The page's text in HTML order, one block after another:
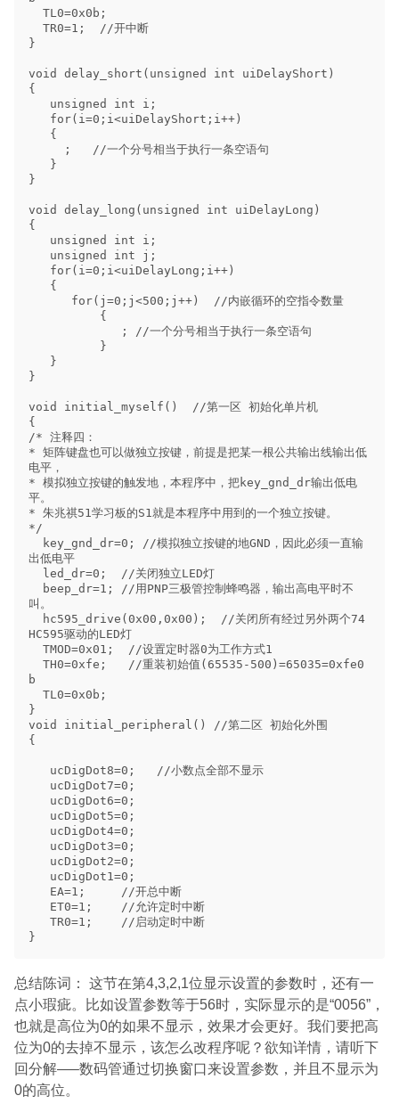
总结陈词： 这节在第4,3,2,1位显示设置的参数时，还有一
点小瑕疵。比如设置参数等于56时，实际显示的是“0056”，
也就是高位为0的如果不显示，效果才会更好。我们要把高
位为0的去掉不显示，该怎么改程序呢？欲知详情，请听下
回分解—–数码管通过切换窗口来设置参数，并且不显示为
0的高位。